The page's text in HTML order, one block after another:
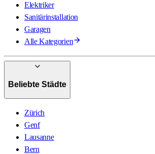
Elektriker
Sanitärinstallation
Garagen
Alle Kategorien
Beliebte Städte
Zürich
Genf
Lausanne
Bern